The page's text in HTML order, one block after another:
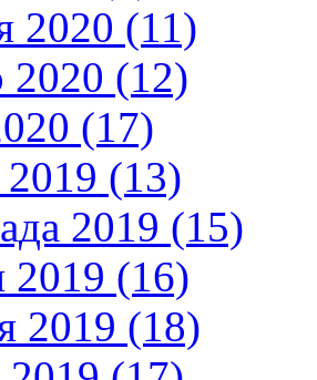
2020 (11)
2020 (12)
(17)
2019 (13)
2019 (15)
2019 (16)
2019 (18)